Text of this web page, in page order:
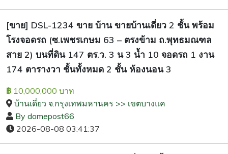
[ขาย] DSL-1234 ขาย บ้าน ขายบ้านเดี่ยว 2 ชั้น พร้อม
โรงจอดรถ (ซ.เพชรเกษม 63 – ตรงข้าม ถ.พุทธมณฑล
สาย 2) บนที่ดิน 147 ตร.ว. 3 น 3 น้ำ 10 จอดรถ 1 งาน
174 ตารางวา ชั้นทั้งหมด 2 ชั้น ห้องนอน 3
฿ 10,000,000 บาท
บ้านเดี่ยว จ.กรุงเทพมหานคร >> เขตบางแค
By domepost66
2026-08-08 03:41:37